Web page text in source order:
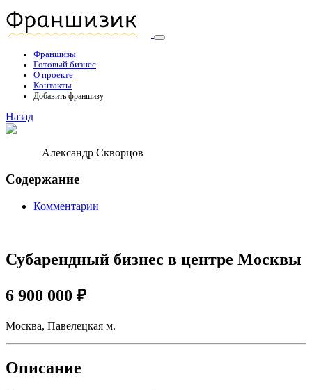
Франшизы
Готовый бизнес
О проекте
Контакты
Добавить франшизу
Назад
Александр Скворцов
Содержание
Комментарии
Субарендный бизнес в центре Москвы
6 900 000 ₽
Москва, Павелецкая м.
Описание